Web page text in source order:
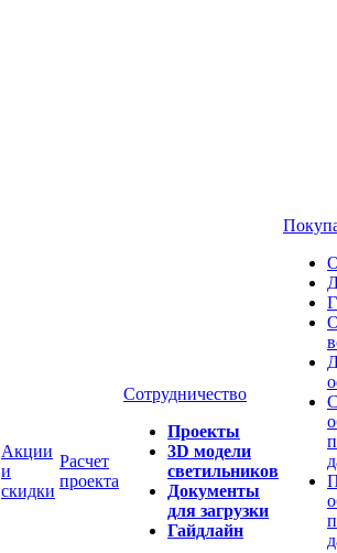
Акции
и
скидки
Расчет
проекта
Сотрудничество
Проекты
3D модели
светильников
Документы
для загрузки
Гайдлайн